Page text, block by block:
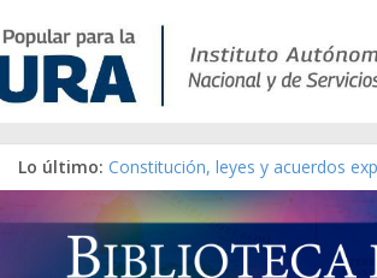
Lo último: Constitución, leyes y acuerdos
Una Parálisis [material gráfico]
Modesta Bor Sánchez [material
Gaceta Oficial de la República de
Catálogo temático de obras de